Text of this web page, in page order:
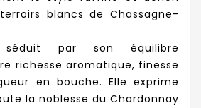
blancs de Chassagne-
par son équilibre
richesse aromatique, finesse
en bouche. Elle exprime
la noblesse du Chardonnay